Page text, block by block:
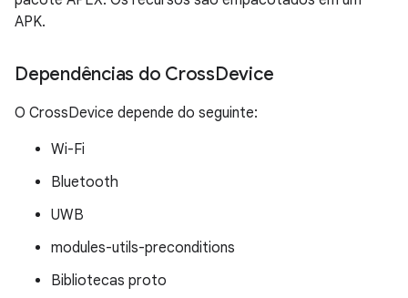
APK.
Dependências do CrossDevice
O CrossDevice depende do seguinte:
Wi-Fi
Bluetooth
UWB
modules-utils-preconditions
Bibliotecas proto